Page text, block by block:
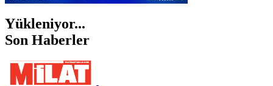
Yükleniyor...
Son Haberler